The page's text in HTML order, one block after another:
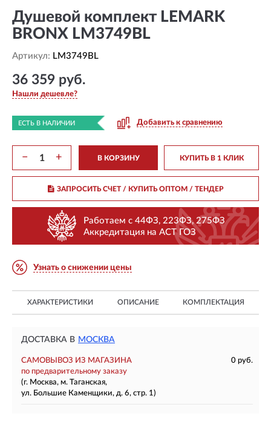
Душевой комплект LEMARK
BRONX LM3749BL
Артикул: LM3749BL
36 359 руб.
Нашли дешевле?
ЕСТЬ В НАЛИЧИИ Добавить к сравнению
− + В КОРЗИНУ КУПИТЬ В 1 КЛИК
ЗАПРОСИТЬ СЧЕТ / КУПИТЬ ОПТОМ/ ТЕНДЕР
Работаем с 44ФЗ, 223ФЗ, 275ФЗ
Аккредитация на АСТ ГОЗ
Узнать о снижении цены
ХАРАКТЕРИСТИКИ ОПИСАНИЕ КОМПЛЕКТАЦИЯ
ДОСТАВКА В МОСКВА
САМОВЫВОЗ ИЗ МАГАЗИНА
0 руб.
по предварительному заказу
(г. Москва, м. Таганская,
ул. Большие Каменщики, д. 6, стр. 1)